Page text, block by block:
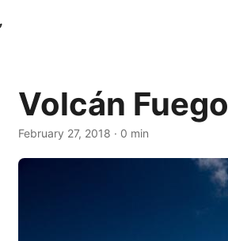
Volcán Fuego
February 27, 2018 · 0 min